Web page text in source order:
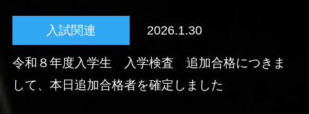
入試関連 2026.1.30
令和８年度入学生 入学検査 追加合格につきま
して、本日追加合格者を確定しました